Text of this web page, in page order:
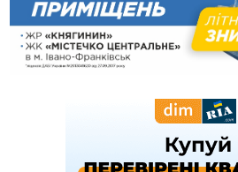
11:17
У басейні Дністра встановилася
води наблизилися до найнижчих
11:09
У Бурштині поблизу АЗС сталася
з'ясовує обставини
тисяч позивається до
У горах біля Осмолоди за
двох жінок, які заблукали під час